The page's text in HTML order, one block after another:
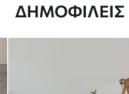
ΔΗΜΟΦΙΛΕΊΣ